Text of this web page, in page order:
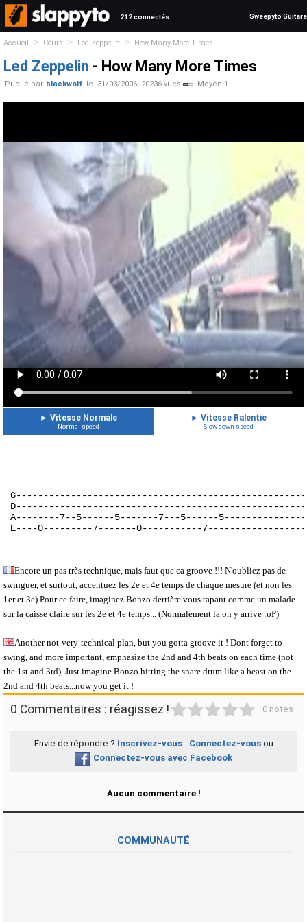
212 connectés Sweepyto Guitare
Accueil > Cours > Led Zeppelin > How Many More Times
Led Zeppelin - How Many More Times
Publié par blackwolf le 31/03/2006 20236 vues Moyen 1
► Vitesse Normale
Normal speed
► Vitesse Ralentie
Slow down speed
A--------7--5------5-------7---5------
E----0---------7-------0-----------
Encore un pas très technique, mais faut que ca groove !!! N'oubliez pas de
swinguer, et surtout, accentuez les 2e et 4e temps de chaque mesure (et non les
1er et 3e) Pour ce faire, imaginez Bonzo derrière vous tapant comme un malade
sur la caisse claire sur les 2e et 4e temps... (Normalement la on y arrive :oP)
Another not-very-technical plan, but you gotta groove it ! Dont forget to
swing, and more important, emphasize the 2nd and 4th beats on each time (not
the 1st and 3rd). Just imagine Bonzo hitting the snare drum like a beast on the
2nd and 4th beats...now you get it !
0 Commentaires : réagissez ! 0 notes
Envie de répondre ? Inscrivez-vous- Connectez-vousou
Connectez-vous avec Facebook
Aucun commentaire !
COMMUNAUTÉ